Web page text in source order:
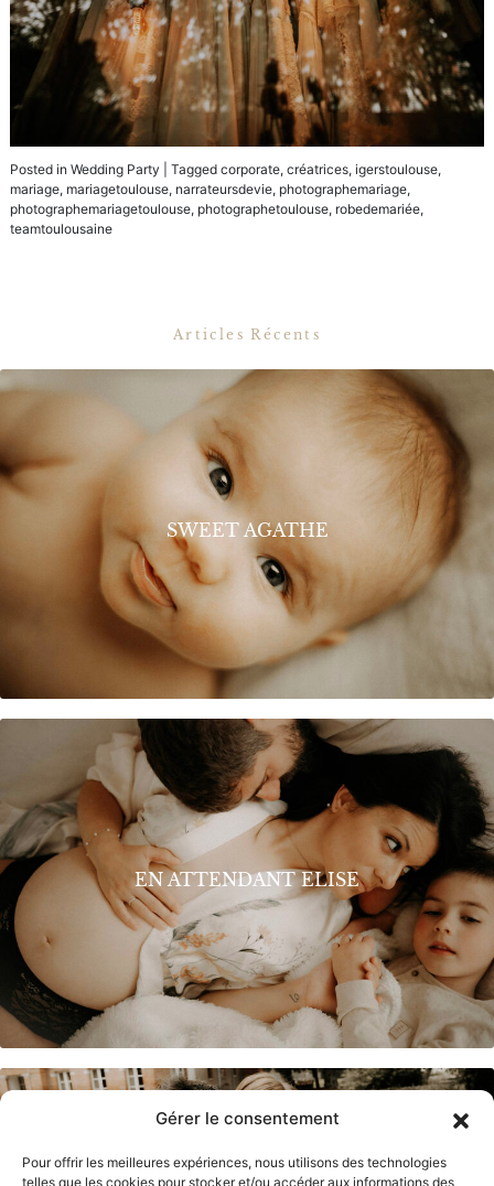
Gérer le consentement
Pour offrir les meilleures expériences, nous utilisons des technologies
telles que les cookies pour stocker et/ou accéder aux informations des
Posted in Wedding Party Tagged corporate, créatrices, igerstoulouse,
mariage, mariagetoulouse, narrateursdevie, photographemariage,
photographemariagetoulouse, photographetoulouse, robedemariée,
teamtoulousaine
Articles Récents
SWEET AGATHE
EN ATTENDANT ELISE